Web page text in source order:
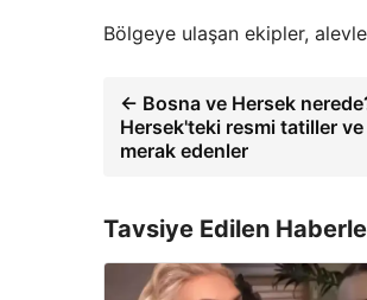
Bölgeye ulaşan ekipler,
← Bosna ve Hersek
Hersek'teki resmi tatiller
merak edenler
Tavsiye Edilen